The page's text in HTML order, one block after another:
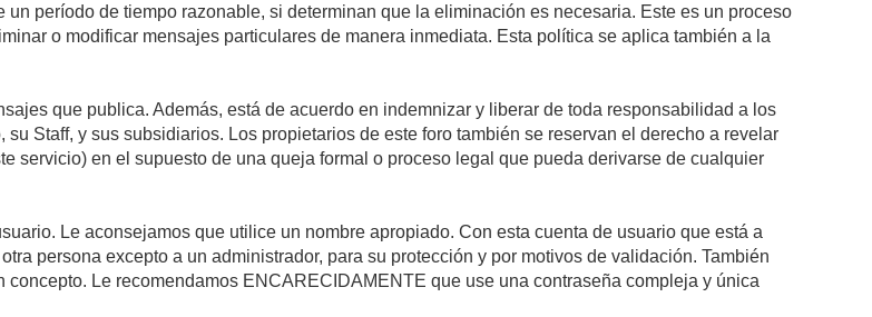
período de tiempo razonable, si determinan que la eliminación es necesaria. Este es un proceso
o modificar mensajes particulares de manera inmediata. Esta política se aplica también a la
que publica. Además, está de acuerdo en indemnizar y liberar de toda responsabilidad a los
Staff, y sus subsidiarios. Los propietarios de este foro también se reservan el derecho a revelar
servicio) en el supuesto de una queja formal o proceso legal que pueda derivarse de cualquier
Le aconsejamos que utilice un nombre apropiado. Con esta cuenta de usuario que está a
persona excepto a un administrador, para su protección y por motivos de validación. También
Le recomendamos ENCARECIDAMENTE que use una contraseña compleja y única